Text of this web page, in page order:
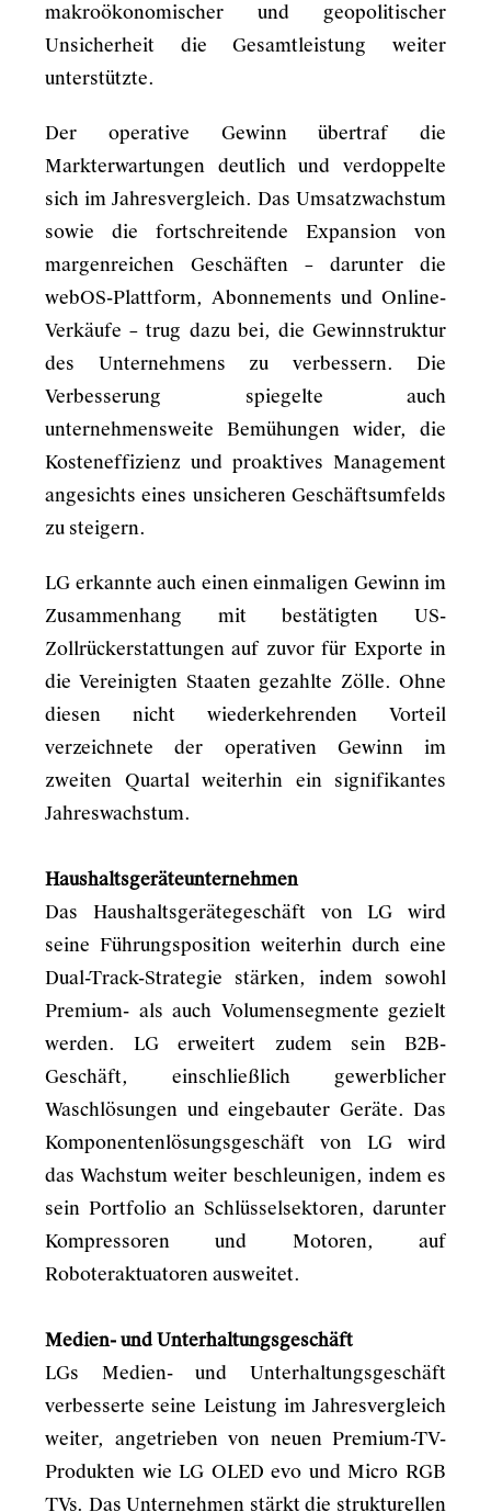
makroökonomischer und geopolitischer
Unsicherheit die Gesamtleistung weiter
unterstützte.
Der operative Gewinn übertraf die
Markterwartungen deutlich und verdoppelte
sich im Jahresvergleich. Das Umsatzwachstum
sowie die fortschreitende Expansion von
margenreichen Geschäften – darunter die
webOS-Plattform, Abonnements und Online-
Verkäufe – trug dazu bei, die Gewinnstruktur
des Unternehmens zu verbessern. Die
Verbesserung spiegelte auch
unternehmensweite Bemühungen wider, die
Kosteneffizienz und proaktives Management
angesichts eines unsicheren Geschäftsumfelds
zu steigern.
LG erkannte auch einen einmaligen Gewinn im
Zusammenhang mit bestätigten US-
Zollrückerstattungen auf zuvor für Exporte in
die Vereinigten Staaten gezahlte Zölle. Ohne
diesen nicht wiederkehrenden Vorteil
verzeichnete der operativen Gewinn im
zweiten Quartal weiterhin ein signifikantes
Jahreswachstum.
Haushaltsgeräteunternehmen
Das Haushaltsgerätegeschäft von LG wird
seine Führungsposition weiterhin durch eine
Dual-Track-Strategie stärken, indem sowohl
Premium- als auch Volumensegmente gezielt
werden. LG erweitert zudem sein B2B-
Geschäft, einschließlich gewerblicher
Waschlösungen und eingebauter Geräte. Das
Komponentenlösungsgeschäft von LG wird
das Wachstum weiter beschleunigen, indem es
sein Portfolio an Schlüsselsektoren, darunter
Kompressoren und Motoren, auf
Roboteraktuatoren ausweitet.
Medien- und Unterhaltungsgeschäft
LGs Medien- und Unterhaltungsgeschäft
verbesserte seine Leistung im Jahresvergleich
weiter, angetrieben von neuen Premium-TV-
Produkten wie LG OLED evo und Micro RGB
TVs. Das Unternehmen stärkt die strukturellen